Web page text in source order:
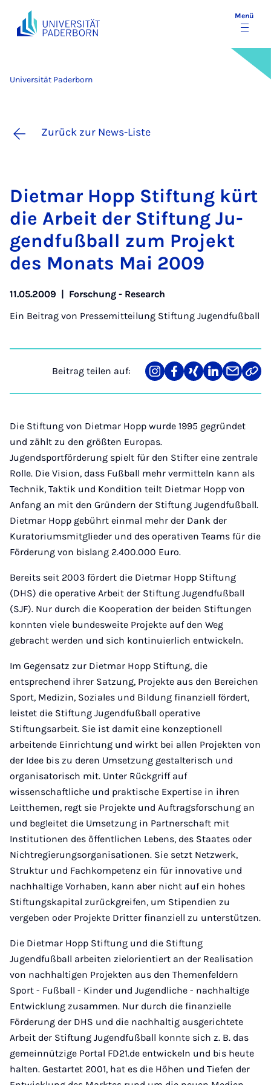
Menü
Universität Paderborn
Zurück zur News-Liste
Diet­mar Hopp Stif­tung kürt
die Ar­beit der Stif­tung Ju­
gend­fuß­ball zum Pro­jekt
des Mo­nats Mai 2009
11.05.2009 | Forschung - Research
Ein Beitrag von Pressemitteilung Stiftung Jugendfußball
Beitrag teilen auf:
Teilen
auf
Teilen
auf
Teilen
auf
Teilen
auf
Teilen
über
Mail
Link
Die Stiftung von Dietmar Hopp wurde 1995 gegründet
und zählt zu den größten Europas.
Jugendsportförderung spielt für den Stifter eine zentrale
Rolle. Die Vision, dass Fußball mehr vermitteln kann als
Technik, Taktik und Kondition teilt Dietmar Hopp von
Anfang an mit den Gründern der Stiftung Jugendfußball.
Dietmar Hopp gebührt einmal mehr der Dank der
Kuratoriumsmitglieder und des operativen Teams für die
Förderung von bislang 2.400.000 Euro.
Bereits seit 2003 fördert die Dietmar Hopp Stiftung
(DHS) die operative Arbeit der Stiftung Jugendfußball
(SJF). Nur durch die Kooperation der beiden Stiftungen
konnten viele bundesweite Projekte auf den Weg
gebracht werden und sich kontinuierlich entwickeln.
Im Gegensatz zur Dietmar Hopp Stiftung, die
entsprechend ihrer Satzung, Projekte aus den Bereichen
Sport, Medizin, Soziales und Bildung finanziell fördert,
leistet die Stiftung Jugendfußball operative
Stiftungsarbeit. Sie ist damit eine konzeptionell
arbeitende Einrichtung und wirkt bei allen Projekten von
der Idee bis zu deren Umsetzung gestalterisch und
organisatorisch mit. Unter Rückgriff auf
wissenschaftliche und praktische Expertise in ihren
Leitthemen, regt sie Projekte und Auftragsforschung an
und begleitet die Umsetzung in Partnerschaft mit
Institutionen des öffentlichen Lebens, des Staates oder
Nichtregierungsorganisationen. Sie setzt Netzwerk,
Struktur und Fachkompetenz ein für innovative und
nachhaltige Vorhaben, kann aber nicht auf ein hohes
Stiftungskapital zurückgreifen, um Stipendien zu
vergeben oder Projekte Dritter finanziell zu unterstützen.
Die Dietmar Hopp Stiftung und die Stiftung
Jugendfußball arbeiten zielorientiert an der Realisation
von nachhaltigen Projekten aus den Themenfeldern
Sport - Fußball - Kinder und Jugendliche - nachhaltige
Entwicklung zusammen. Nur durch die finanzielle
Förderung der DHS und die nachhaltig ausgerichtete
Arbeit der Stiftung Jugendfußball konnte sich z. B. das
gemeinnützige Portal FD21.de entwickeln und bis heute
halten. Gestartet 2001, hat es die Höhen und Tiefen der